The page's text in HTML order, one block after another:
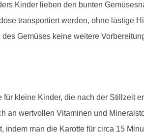
Kinder lieben den bunten
transportiert werden, ohne lästige
Gemüses keine weitere
kleine Kinder, die nach der Stillzeit
an wertvollen Vitaminen und
man die Karotte für circa 15